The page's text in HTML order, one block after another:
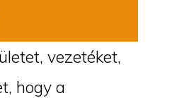
vezetéket,
hogy a